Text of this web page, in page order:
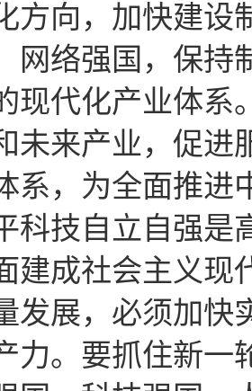
方向，加快建设
网络强国，保持
现代化产业体系
未来产业，促进
系，为全面推进
技自立自强是
建成社会主义现
发展，必须加快
力。要抓住新一